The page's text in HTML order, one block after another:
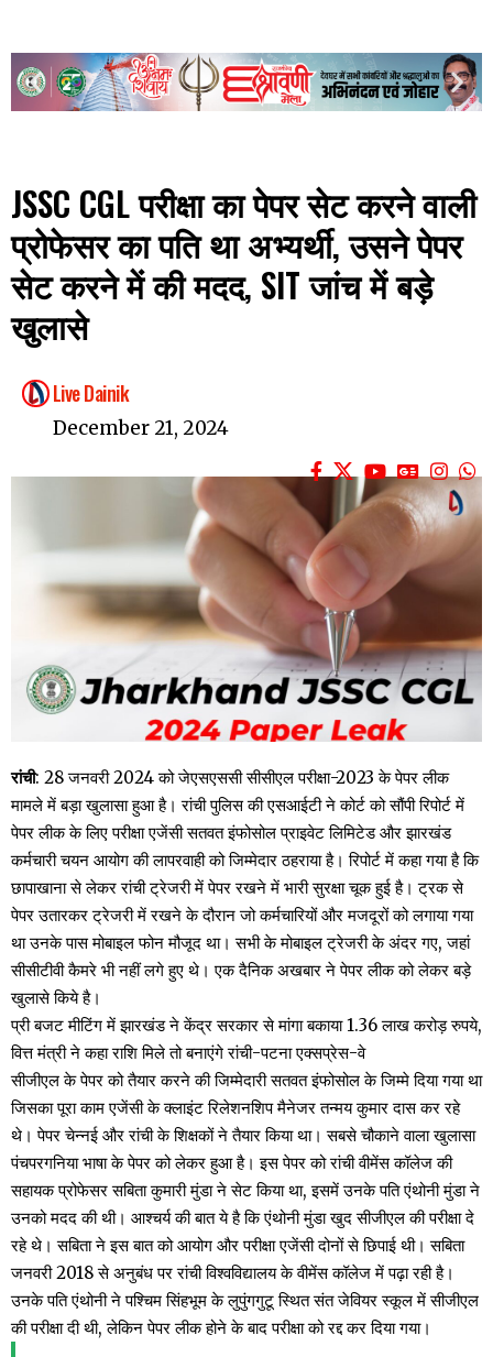
JSSC CGL परीक्षा का पेपर सेट करने वाली
प्रोफेसर का पति था अभ्यर्थी, उसने पेपर
सेट करने में की मदद, SIT जांच में बड़े
खुलासे
Live Dainik
December 21, 2024
रांची: 28 जनवरी 2024 को जेएसएससी सीसीएल परीक्षा-2023 के पेपर लीक
मामले में बड़ा खुलासा हुआ है। रांची पुलिस की एसआईटी ने कोर्ट को सौंपी रिपोर्ट में
पेपर लीक के लिए परीक्षा एजेंसी सतवत इंफोसोल प्राइवेट लिमिटेड और झारखंड
कर्मचारी चयन आयोग की लापरवाही को जिम्मेदार ठहराया है। रिपोर्ट में कहा गया है कि
छापाखाना से लेकर रांची ट्रेजरी में पेपर रखने में भारी सुरक्षा चूक हुई है। ट्रक से
पेपर उतारकर ट्रेजरी में रखने के दौरान जो कर्मचारियों और मजदूरों को लगाया गया
था उनके पास मोबाइल फोन मौजूद था। सभी के मोबाइल ट्रेजरी के अंदर गए, जहां
सीसीटीवी कैमरे भी नहीं लगे हुए थे। एक दैनिक अखबार ने पेपर लीक को लेकर बड़े
खुलासे किये है।
प्री बजट मीटिंग में झारखंड ने केंद्र सरकार से मांगा बकाया 1.36 लाख करोड़ रुपये,
वित्त मंत्री ने कहा राशि मिले तो बनाएंगे रांची-पटना एक्सप्रेस-वे
सीजीएल के पेपर को तैयार करने की जिम्मेदारी सतवत इंफोसोल के जिम्मे दिया गया था
जिसका पूरा काम एजेंसी के क्लाइंट रिलेशनशिप मैनेजर तन्मय कुमार दास कर रहे
थे। पेपर चेन्नई और रांची के शिक्षकों ने तैयार किया था। सबसे चौकाने वाला खुलासा
पंचपरगनिया भाषा के पेपर को लेकर हुआ है। इस पेपर को रांची वीमेंस कॉलेज की
सहायक प्रोफेसर सबिता कुमारी मुंडा ने सेट किया था, इसमें उनके पति एंथोनी मुंडा ने
उनको मदद की थी। आश्चर्य की बात ये है कि एंथोनी मुंडा खुद सीजीएल की परीक्षा दे
रहे थे। सबिता ने इस बात को आयोग और परीक्षा एजेंसी दोनों से छिपाई थी। सबिता
जनवरी 2018 से अनुबंध पर रांची विश्वविद्यालय के वीमेंस कॉलेज में पढ़ा रही है।
उनके पति एंथोनी ने पश्चिम सिंहभूम के लुपुंगगुटू स्थित संत जेवियर स्कूल में सीजीएल
की परीक्षा दी थी, लेकिन पेपर लीक होने के बाद परीक्षा को रद्द कर दिया गया।